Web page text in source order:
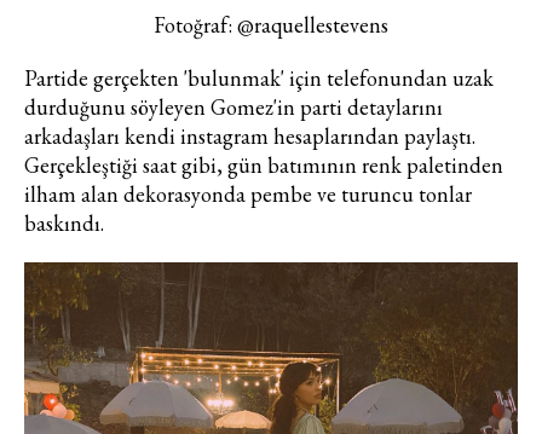
Haftalık E-Bülten
Moda dünyasında neler oluyor? Yeni
fikirler, öne çıkan koleksiyonlar, en
sırları ve en popüler partilerden
haberdar olmak için haftalık e-
bültenimize kaydolun.
Fotoğraf: @raquellestevens
Partide gerçekten 'bulunmak' için telefonundan uzak
durduğunu söyleyen Gomez'in parti detaylarını
arkadaşları kendi instagram hesaplarından paylaştı.
Gerçekleştiği saat gibi, gün batımının renk paletinden
ilham alan dekorasyonda pembe ve turuncu tonlar
baskındı.